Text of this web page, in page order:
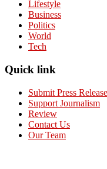
Lifestyle
Business
Politics
World
Tech
Quick link
Submit Press
Support Journalism
Review
Contact Us
Our Team